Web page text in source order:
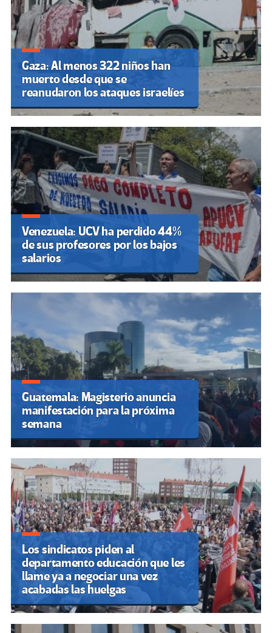
Gaza: Al menos 322 niños han
muerto desde que se
reanudaron los ataques israelíes
Venezuela: UCV ha perdido 44%
de sus profesores por los bajos
salarios
Guatemala: Magisterio anuncia
manifestación para la próxima
semana
Los sindicatos piden al
departamento educación que les
llame ya a negociar una vez
acabadas las huelgas